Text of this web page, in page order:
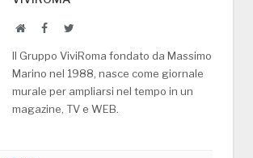
WebsiteFacebookTwitter
Il Gruppo ViviRoma fondato da Massimo
Marino nel 1988, nasce come giornale
murale per ampliarsi nel tempo in un
magazine, TV e WEB.